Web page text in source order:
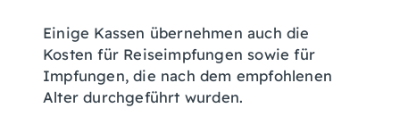
Einige Kassen übernehmen auch die
Kosten für Reiseimpfungen sowie für
Impfungen, die nach dem empfohlenen
Alter durchgeführt wurden.